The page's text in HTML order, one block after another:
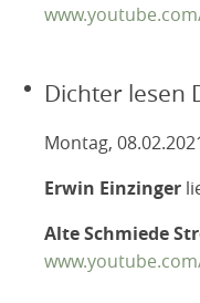
Dichter lesen
Montag,
Erwin Einzinger
Alte Schmiede